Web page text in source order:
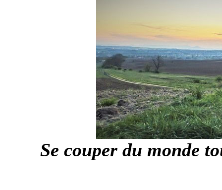
Se couper du monde